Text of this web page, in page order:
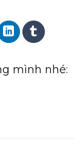
mình nhé: